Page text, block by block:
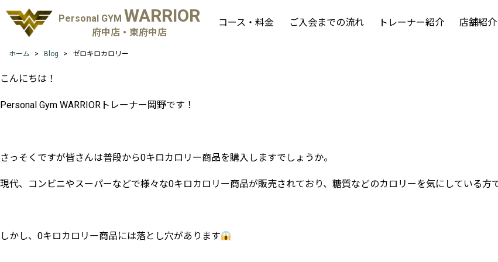
Personal GYM WARRIOR
府中店・東府中店
コース・料金 ご入会までの流れ トレーナー紹介 店舗紹介
ホーム Blog ゼロキロカロリー
こんにちは！
Personal Gym WARRIORトレーナー岡野です！
さっそくですが皆さんは普段から0キロカロリー商品を購入しますでしょうか。
現代、コンビニやスーパーなどで様々な0キロカロリー商品が販売されており、糖質などのカロリーを気にしている方
しかし、0キロカロリー商品には落とし穴があります